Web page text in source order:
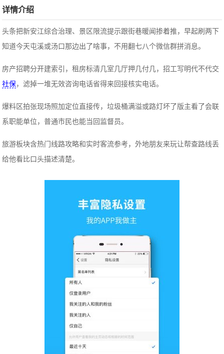
详情介绍
头条把新安江综合治理、景区限流提示跟街巷暖闻掺着推，早起刷两下
知道今天屯溪或汤口那边出了啥事，不用翻七八个微信群拼消息。
房产招聘分开建索引，租房标清几室几厅押几付几，招工写明代不代交
社保，滤掉一堆无效咨询电话省得来回接核实电话。
爆料区拍张现场照加定位直接传，垃圾桶满溢或路灯坏了版主看了会联
系职能单位，普通市民也能当回监督员。
旅游板块含热门线路攻略和实时客流参考，外地朋友来玩让帮查路线丢
给他看比口头描述清楚。